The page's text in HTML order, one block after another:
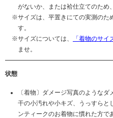
がないか、または袷仕立てのため
サイズは、平置きにての実測のた
す。
サイズについては、
「着物のサイ
ませ。
状態
〔着物〕ダメージ写真のような
干の小汚れや小キズ、うっすらと
ンティークのお着物に慣れた方で